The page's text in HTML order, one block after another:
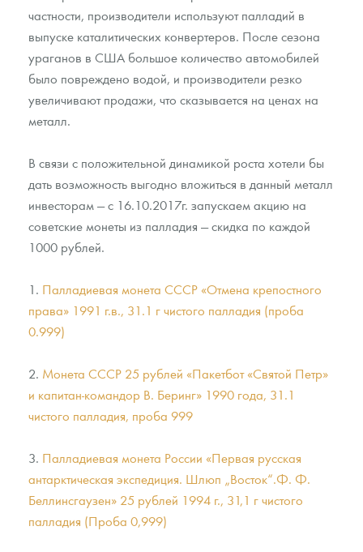
частности, производители используют палладий в
выпуске каталитических конвертеров. После сезона
ураганов в США большое количество автомобилей
было повреждено водой, и производители резко
увеличивают продажи, что сказывается на ценах на
металл.
В связи с положительной динамикой роста хотели бы
дать возможность выгодно вложиться в данный металл
инвесторам — с 16.10.2017г. запускаем акцию на
советские монеты из палладия — скидка по каждой
1000 рублей.
1. Палладиевая монета СССР «Отмена крепостного
права» 1991 г.в., 31.1 г чистого палладия (проба
0.999)
2. Монета СССР 25 рублей «Пакетбот «Святой Петр»
и капитан-командор В. Беринг» 1990 года, 31.1
чистого палладия, проба 999
3. Палладиевая монета России «Первая русская
антарктическая экспедиция. Шлюп „Восток“.Ф. Ф.
Беллинсгаузен» 25 рублей 1994 г., 31,1 г чистого
палладия (Проба 0,999)